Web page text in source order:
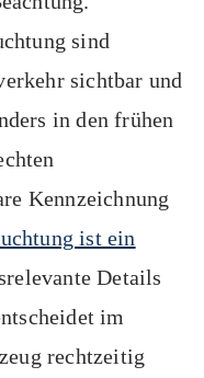
sind
sichtbar und
in den frühen
Kennzeichnung
ist ein
Details
im
rechtzeitig